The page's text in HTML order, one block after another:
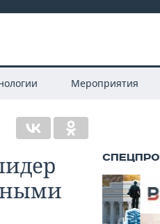
Мероприятия